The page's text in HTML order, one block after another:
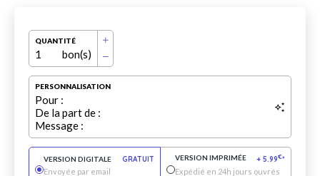
QUANTITÉ
1 bon(s)
PERSONNALISATION
Pour :
De la part de :
Message :
VERSION DIGITALE
GRATUIT
Envoyée par email
VERSION IMPRIMÉE + 5.99€*
Expédié en 24h jours ouvrés